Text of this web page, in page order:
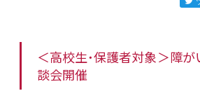
＜高校生・保護者対象＞障
談会開催